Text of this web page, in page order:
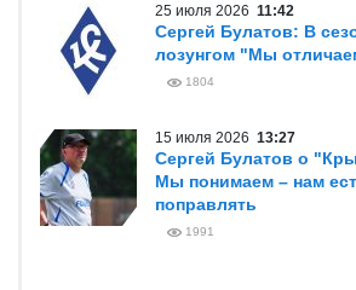
25 июля 2026 11:42
Сергей Булатов: В
лозунгом "Мы
1804
15 июля 2026 13:27
Сергей Булатов о
Мы понимаем – нам
поправлять
1991